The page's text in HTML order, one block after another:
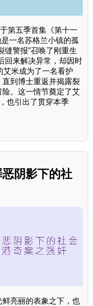
第五季首集《第十一
一名苏格兰小镇的孤
缝警报”召唤了刚重生
回来解决异常，却因时
艾米成为了一名看护
到博士重返并揭露裂
。这一情节奠定了艾
也引出了贯穿本季
恶阴影下的社
亮丽的表象之下，也